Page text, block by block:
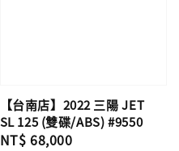
【台南店】2022 三陽 JET
SL 125 (雙碟/ABS) #9550
Regular
NT$ 68,000